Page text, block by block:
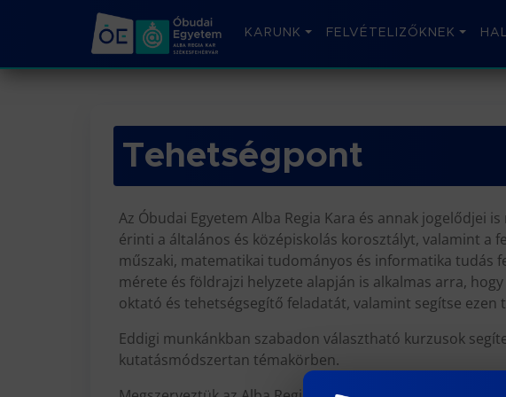
KARUNK FELVÉTELIZŐKNEK
Tehetségpont
Az Óbudai Egyetem Alba Regia Kara és annak jogelődjei
érinti a általános és középiskolás korosztályt, valamint a
műszaki, matematikai tudományos és informatika tudás
mérete és földrajzi helyzete alapján is alkalmas arra,
oktató és tehetségsegítő feladatát, valamint segítse ezen
Eddigi munkánkban szabadon választható kurzusok
kutatásmódszertan témakörben.